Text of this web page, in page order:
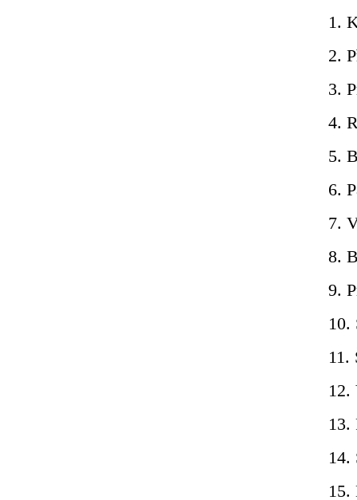
1.
2.
3.
4.
5.
6.
7.
8.
9.
10.
11.
12.
13.
14.
15.